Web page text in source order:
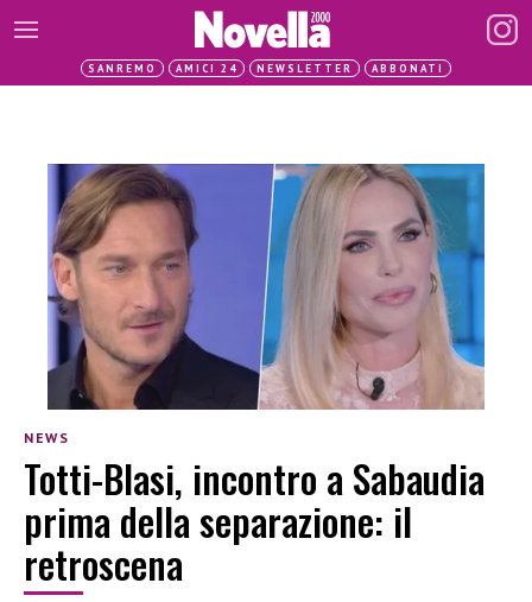
SANREMO AMICI 24 NEWSLETTER ABBONATI
NEWS
Totti-Blasi, incontro a Sabaudia
prima della separazione: il
retroscena